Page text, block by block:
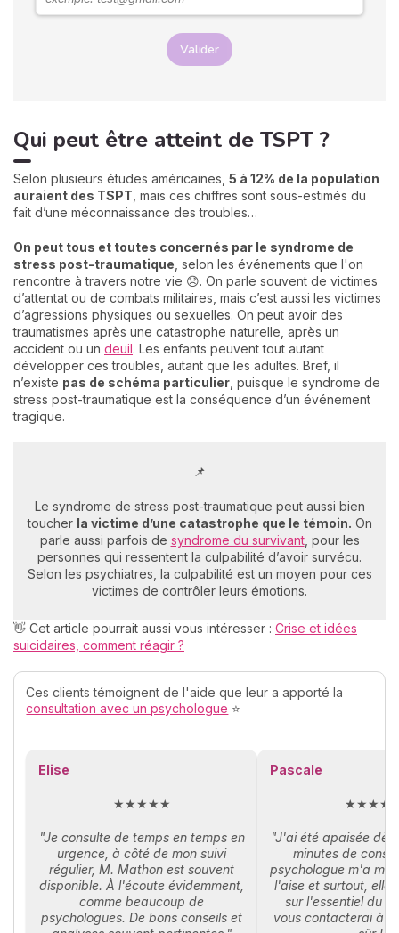
Valider
Qui peut être atteint de TSPT ?
Selon plusieurs études américaines, 5 à 12% de la population
auraient des TSPT, mais ces chiffres sont sous-estimés du
fait d’une méconnaissance des troubles…
On peut tous et toutes concernés par le syndrome de
stress post-traumatique, selon les événements que l'on
rencontre à travers notre vie 😞. On parle souvent de victimes
d’attentat ou de combats militaires, mais c’est aussi les victimes
d’agressions physiques ou sexuelles. On peut avoir des
traumatismes après une catastrophe naturelle, après un
accident ou un deuil. Les enfants peuvent tout autant
développer ces troubles, autant que les adultes. Bref, il
n’existe pas de schéma particulier, puisque le syndrome de
stress post-traumatique est la conséquence d’un événement
tragique.
📌
Le syndrome de stress post-traumatique peut aussi bien
toucher la victime d’une catastrophe que le témoin. On
parle aussi parfois de syndrome du survivant, pour les
personnes qui ressentent la culpabilité d’avoir survécu.
Selon les psychiatres, la culpabilité est un moyen pour ces
victimes de contrôler leurs émotions.
👋 Cet article pourrait aussi vous intéresser : Crise et idées
suicidaires, comment réagir ?
Ces clients témoignent de l'aide que leur a apporté la
consultation avec un psychologue ⭐
Elise
★★★★★
"Je consulte de temps en temps en
urgence, à côté de mon suivi
régulier, M. Mathon est souvent
disponible. À l'écoute évidemment,
comme beaucoup de
psychologues. De bons conseils et
Pascale
"J'ai été apaisée dès
minutes de
psychologue m'a
l'aise et surtout, elle
sur l'essentiel du
vous contacterai à